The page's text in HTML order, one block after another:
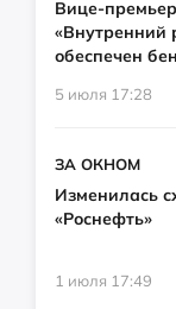
Вице-
«Внутренний
обеспечен
5 июля 17:28
ЗА ОКНОМ
Изменилась
«Роснефть»
1 июля 17:49